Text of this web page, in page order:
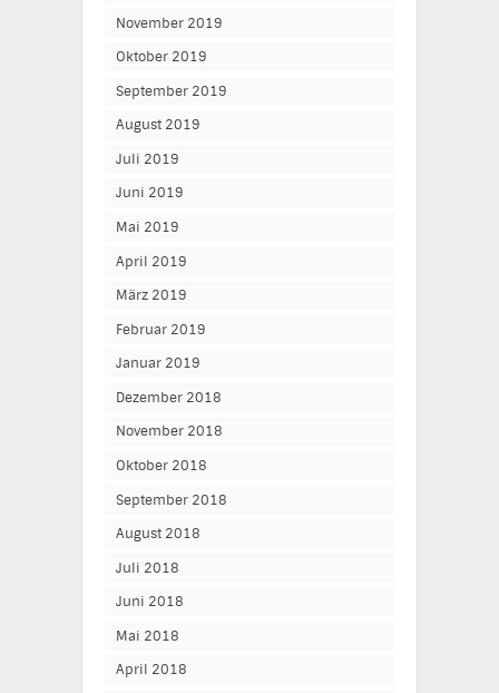
November 2019
Oktober 2019
September 2019
August 2019
Juli 2019
Juni 2019
Mai 2019
April 2019
März 2019
Februar 2019
Januar 2019
Dezember 2018
November 2018
Oktober 2018
September 2018
August 2018
Juli 2018
Juni 2018
Mai 2018
April 2018